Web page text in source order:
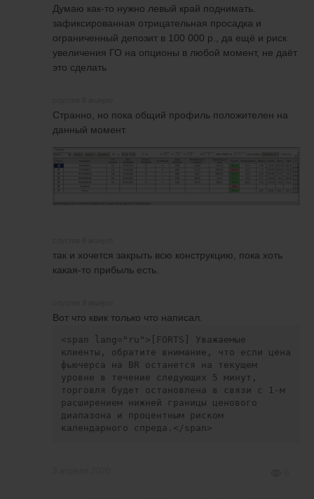
Думаю как-то нужно левый край поднимать.
зафиксированная отрицательная просадка и
ограниченный депозит в 100 000 р., да ещё и риск
увеличения ГО на опционы в любой момент, не даёт
это сделать
Странно, но пока общий профиль положителен на
данный момент.
так и хочется закрыть всю конструкцию, пока хоть
какая-то прибыль есть.
Вот что квик только что написал.
<span lang="ru">[FORTS] Уважаемые
клиенты, обратите внимание, что если цена
фьючерса на BR останется на текущем
уровне в течение следующих 5 минут,
торговля будет остановлена в связи с 1-м
расширением нижней границы ценового
диапазона и процентным риском
календарного спреда.</span>